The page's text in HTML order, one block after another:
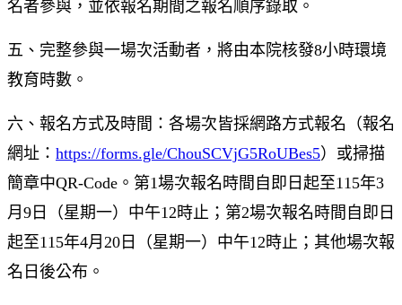
名者參與，並依報名期間之報名順序錄取。
五、完整參與一場次活動者，將由本院核發8小時環境
教育時數。
六、報名方式及時間：各場次皆採網路方式報名（報名
網址： https://forms.gle/ChouSCVjG5RoUBes5）或掃描
簡章中QR-Code。第1場次報名時間自即日起至115年3
月9日（星期一）中午12時止；第2場次報名時間自即日
起至115年4月20日（星期一）中午12時止；其他場次報
名日後公布。